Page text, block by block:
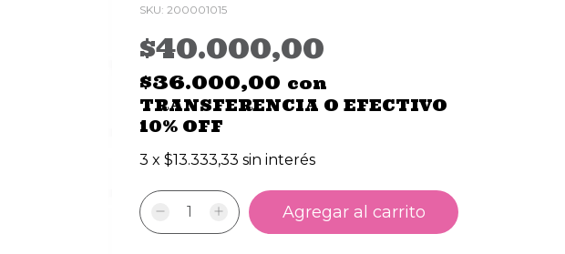
SKU: 200001015
$40.000,00
$36.000,00 con
TRANSFERENCIA O EFECTIVO
10% OFF
3 x $13.333,33 sin interés